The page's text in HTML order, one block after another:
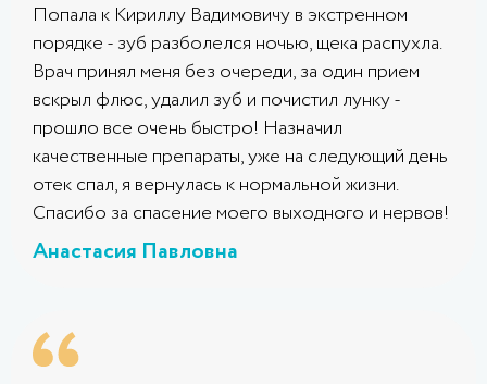
Попала к Кириллу Вадимовичу в экстренном
порядке - зуб разболелся ночью, щека распухла.
Врач принял меня без очереди, за один прием
вскрыл флюс, удалил зуб и почистил лунку -
прошло все очень быстро! Назначил
качественные препараты, уже на следующий день
отек спал, я вернулась к нормальной жизни.
Спасибо за спасение моего выходного и нервов!
Анастасия Павловна